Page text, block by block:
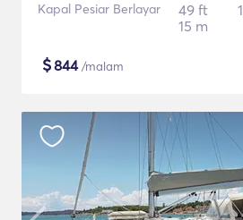
Kapal Pesiar Berlayar
49 ft
15 m
$844/malam